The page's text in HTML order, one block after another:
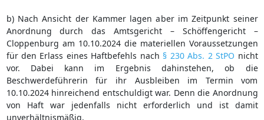
b) Nach Ansicht der Kammer lagen aber im Zeitpunkt seiner
Anordnung durch das Amtsgericht – Schöffengericht –
Cloppenburg am 10.10.2024 die materiellen Voraussetzungen
für den Erlass eines Haftbefehls nach § 230 Abs. 2 StPO nicht
vor. Dabei kann im Ergebnis dahinstehen, ob die
Beschwerdeführerin für ihr Ausbleiben im Termin vom
10.10.2024 hinreichend entschuldigt war. Denn die Anordnung
von Haft war jedenfalls nicht erforderlich und ist damit
unverhältnismäßig.